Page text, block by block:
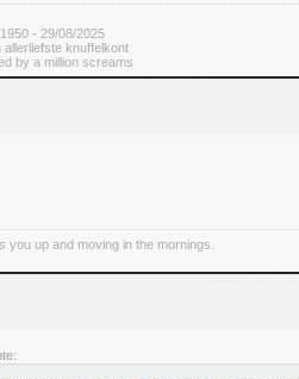
- 29/08/2025
allerliefste knuffelkont
by a million screams
you up and moving in the mornings.